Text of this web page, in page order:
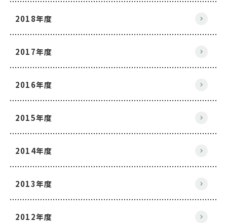
2018年度
2017年度
2016年度
2015年度
2014年度
2013年度
2012年度